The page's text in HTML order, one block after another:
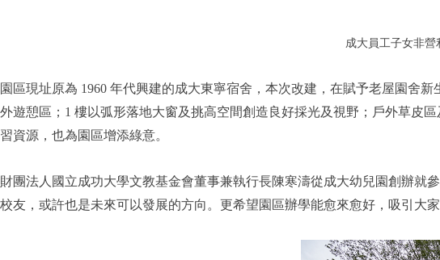
成大員工子女非
園區現址原為 1960 年代興建的成大東寧宿舍，本次改建，在賦予老屋園舍
外遊憩區；1 樓以弧形落地大窗及挑高空間創造良好採光及視野；戶外草皮
習資源，也為園區增添綠意。
財團法人國立成功大學文教基金會董事兼執行長陳寒濤從成大幼兒園創辦就
校友，或許也是未來可以發展的方向。更希望園區辦學能愈來愈好，吸引大